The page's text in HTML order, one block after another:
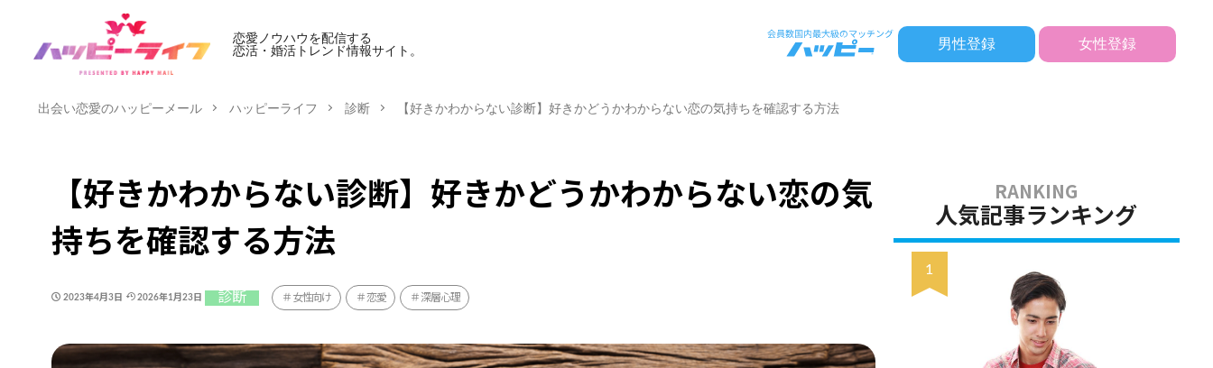
恋愛ノウハウを配信する
恋活・婚活トレンド情報サイト。
男性登録 女性登録
出会い恋愛のハッピーメール ハッピーライフ 診断 【好きかわからない診断】好きかどうかわからない恋の気持ちを確認する方法
【好きかわからない診断】好きかどうかわからない恋の気
持ちを確認する方法
2023年4月3日 2026年1月23日 診断 女性向け 恋愛 深層心理
人気記事ランキング